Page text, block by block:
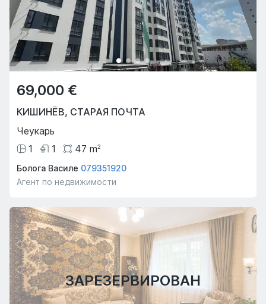
69,000 €
КИШИНЁВ, СТАРАЯ ПОЧТА
Чеукарь
1
1 47 m2
Болога Василе 079351920
Агент по недвижимости
ЗАРЕЗЕРВИРОВАН
Предложение недели
Hot Hot